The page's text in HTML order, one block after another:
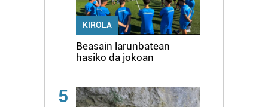
KIROLA
Beasain larunbatean
hasiko da jokoan
5